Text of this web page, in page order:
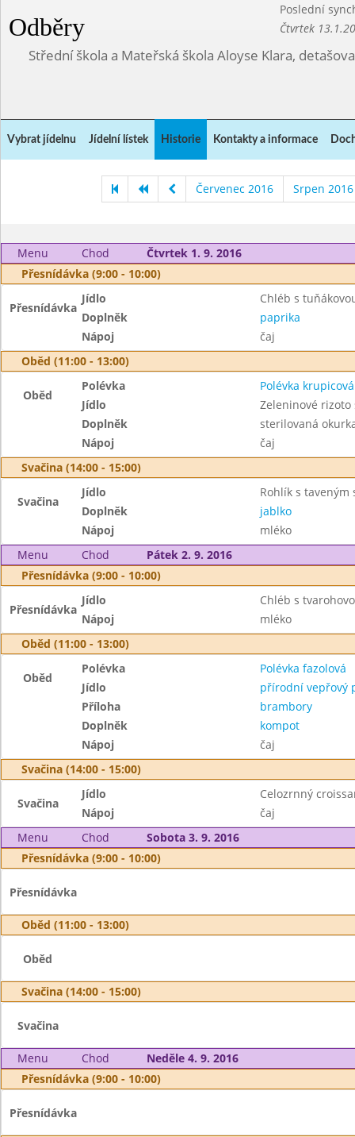
Odběry
Poslední
Čtvrtek
Střední škola a Mateřská škola Aloyse Klara,
Vybrat jídelnu Jídelní lístek Historie Kontakty a informace
Červenec 2016 Srpen 2016
Menu Chod
Čtvrtek 1. 9. 2016
Přesnídávka (9:00 - 10:00)
Přesnídávka
Jídlo
Chléb s
Doplněk
paprika
Nápoj
čaj
Oběd (11:00 - 13:00)
Oběd
Polévka
Polévka
Jídlo
Zeleninové
Doplněk
sterilovaná
Nápoj
čaj
Svačina (14:00 - 15:00)
Svačina
Jídlo
Rohlík s taveným
Doplněk
jablko
Nápoj
mléko
Menu
Chod
Pátek 2. 9. 2016
Přesnídávka (9:00 - 10:00)
Přesnídávka
Jídlo
Chléb s
Nápoj
mléko
Oběd (11:00 - 13:00)
Oběd
Polévka
Polévka fazolová
Jídlo
přírodní vepřový
Příloha
brambory
Doplněk
kompot
Nápoj
čaj
Svačina (14:00 - 15:00)
Svačina
Jídlo
Celozrnný
Nápoj
čaj
Menu
Chod
Sobota 3. 9. 2016
Přesnídávka (9:00 - 10:00)
Přesnídávka
Oběd (11:00 - 13:00)
Oběd
Svačina (14:00 - 15:00)
Svačina
Menu Chod
Neděle 4. 9. 2016
Přesnídávka (9:00 - 10:00)
Přesnídávka